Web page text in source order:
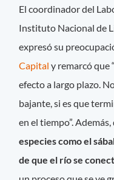
El coordinador del
Instituto Nacional de
expresó su
Capital y remarcó que
efecto a largo plazo.
bajante, si es que
en el tiempo”.
especies como el
de que el río se